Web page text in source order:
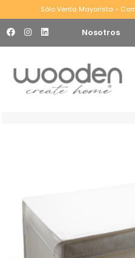
Sólo Venta Mayorista -
Nosotros